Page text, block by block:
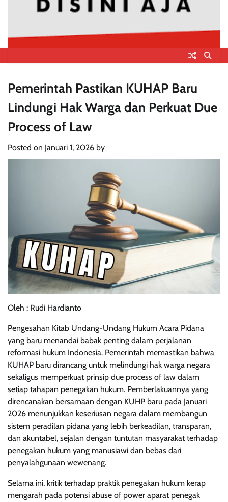
Pemerintah Pastikan KUHAP Baru
Lindungi Hak Warga dan Perkuat Due
Process of Law
Posted on Januari 1, 2026 by
Oleh : Rudi Hardianto
Pengesahan Kitab Undang-Undang Hukum Acara Pidana
yang baru menandai babak penting dalam perjalanan
reformasi hukum Indonesia. Pemerintah memastikan bahwa
KUHAP baru dirancang untuk melindungi hak warga negara
sekaligus memperkuat prinsip due process of law dalam
setiap tahapan penegakan hukum. Pemberlakuannya yang
direncanakan bersamaan dengan KUHP baru pada Januari
2026 menunjukkan keseriusan negara dalam membangun
sistem peradilan pidana yang lebih berkeadilan, transparan,
dan akuntabel, sejalan dengan tuntutan masyarakat terhadap
penegakan hukum yang manusiawi dan bebas dari
penyalahgunaan wewenang.
Selama ini, kritik terhadap praktik penegakan hukum kerap
mengarah pada potensi abuse of power aparat penegak